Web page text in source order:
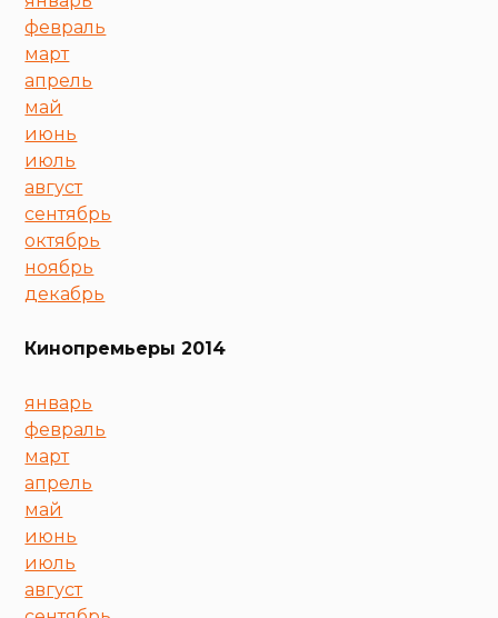
февраль
март
апрель
май
июнь
июль
август
сентябрь
октябрь
ноябрь
декабрь
Кинопремьеры 2014
январь
февраль
март
апрель
май
июнь
июль
август